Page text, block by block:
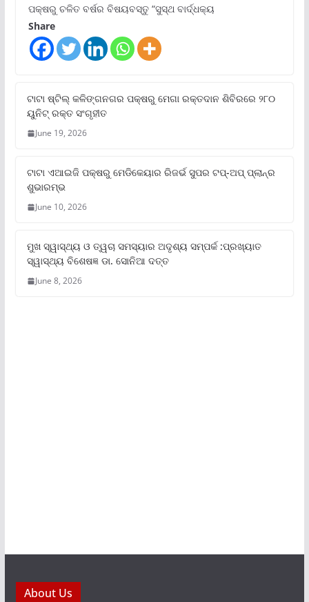
ପକ୍ଷରୁ ଚଳିତ ବର୍ଷର ବିଷୟବସ୍ତୁ “ସୁସ୍ଥ ବାର୍ଦ୍ଧକ୍ୟ
Share
ଟାଟା ଷ୍ଟିଲ୍‌ କଳିଙ୍ଗନଗର ପକ୍ଷରୁ ମେଗା ରକ୍ତଦାନ ଶିବିରରେ ୨୮୦
ୟୁନିଟ୍‌ ରକ୍ତ ସଂଗୃହୀତ
June 19, 2026
ଟାଟା ଏଆଇଜି ପକ୍ଷରୁ ମେଡିକେୟାର ରିଜର୍ଭ ସୁପର ଟପ୍‌-ଅପ୍ ପ୍ଲାନ୍‌ର
ଶୁଭାରମ୍ଭ
June 10, 2026
ମୁଖ ସ୍ୱାସ୍ଥ୍ୟ ଓ ତ୍ୱଚା ସମସ୍ୟାର ଅଦୃଶ୍ୟ ସମ୍ପର୍କ :ପ୍ରଖ୍ୟାତ
ସ୍ୱାସ୍ଥ୍ୟ ବିଶେଷଜ୍ଞ ଡା. ସୋନିଆ ଦତ୍ତ
June 8, 2026
About Us